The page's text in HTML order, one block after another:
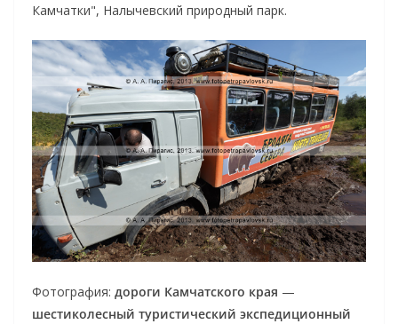
Камчатки", Налычевский природный парк.
Фотография: дороги Камчатского края —
шестиколесный туристический экспедиционный